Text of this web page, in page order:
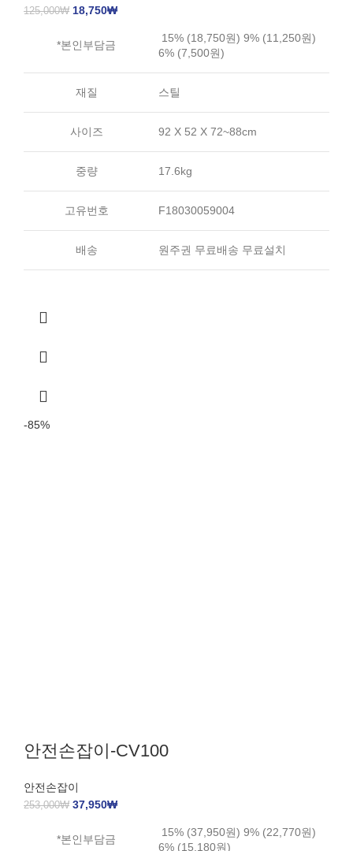
125,000₩ 18,750₩
*본인부담금
15% (18,750원) 9% (11,250원)
6% (7,500원)
재질 스틸
사이즈 92 X 52 X 72~88cm
중량 17.6kg
고유번호 F18030059004
배송 원주권 무료배송 무료설치
-85%
안전손잡이-CV100
안전손잡이
253,000₩ 37,950₩
*본인부담금
15% (37,950원) 9% (22,770원)
6% (15,180원)